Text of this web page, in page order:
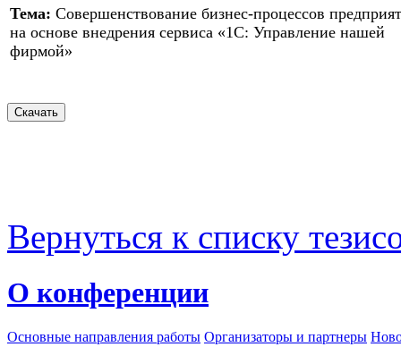
Тема: Совершенствование бизнес-процессов
на основе внедрения сервиса «1С: Управление нашей
фирмой»
Вернуться к списку
О конференции
Основные направления работы Организаторы и партнеры